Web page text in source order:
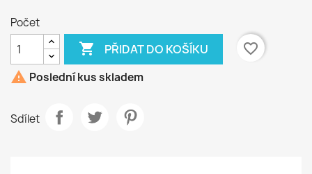
Počet
 PŘIDAT DO KOŠÍKU
favorite_border
 Poslední kus skladem
Sdílet